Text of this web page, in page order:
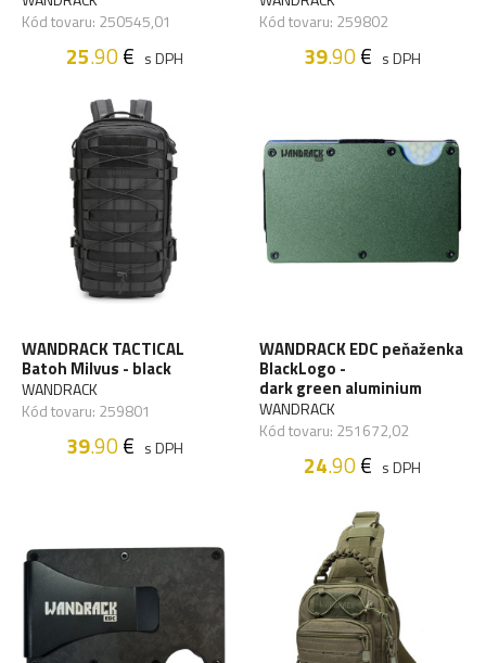
Kód tovaru: 250545,01
25.90€ s DPH
Kód tovaru: 259802
39.90€ s DPH
WANDRACK TACTICAL
Batoh Milvus - black
WANDRACK
Kód tovaru: 259801
39.90€ s DPH
WANDRACK EDC peňaženka
BlackLogo -
dark green aluminium
WANDRACK
Kód tovaru: 251672,02
24.90€ s DPH